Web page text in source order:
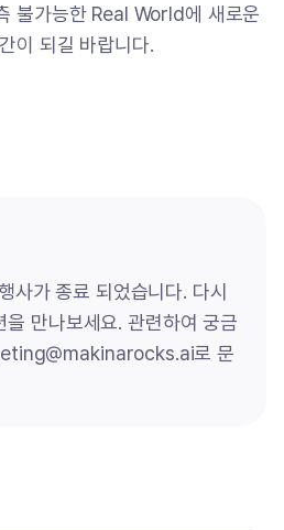
불가능한 Real World에 새로운
이 되길 바랍니다.
가 종료 되었습니다. 다시
만나보세요. 관련하여 궁금
로 문